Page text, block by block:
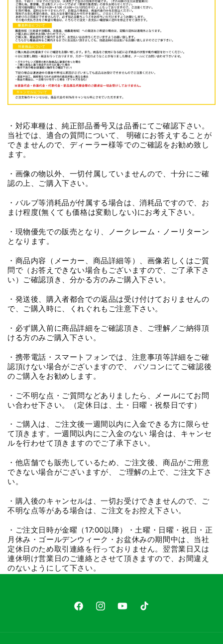
・対応車種は、純正部品番号又は品番にてご確認下さい。
当社では、適合の質問について、 明確にお答えすることが
できませんので、ディーラー様等でのご確認をお勧め致し
ます。
・画像の物以外、一切付属していませんので、十分にご確
認の上、ご購入下さい。
・バルブ等消耗品が付属する場合は、消耗品ですので、お
まけ程度(無くても価格は変動しない)にお考え下さい。
・現物優先での販売となり、ノークレーム・ノーリターン
となります。
・商品内容（メーカー、商品詳細等）、画像若しくはご質
問で（お答えできない場合もございますので、ご了承下さ
い）ご確認頂き、分かる方のみご購入下さい。
・発送後、購入者都合での返品は受け付けておりませんの
で、ご購入時に、くれぐれもご注意下さい。
・必ず購入前に商品詳細をご確認頂き、ご理解／ご納得頂
ける方のみご購入下さい。
・携帯電話・スマートフォンでは、注意事項等詳細をご確
認頂けない場合がございますので、 パソコンにてご確認後
のご購入をお勧めします。
・ご不明な点・ご質問などありましたら、メールにてお問
い合わせ下さい。（定休日は、土・日曜・祝祭日です）
・ご購入は、ご注文後一週間以内に入金できる方に限らせ
て頂きます。一週間以内にご入金のない 場合は、キャンセ
ルを行わせて頂きますのでご了承下さい。
・他店舗でも販売しているため、ご注文後、商品がご用意
できない場合がございますが、 ご理解の上で、ご注文下さ
い。
・購入後のキャンセルは、一切お受けできませんので、ご
不明な点等がある場合は、ご注文をお控え下さい。
・ご注文日時が金曜（17:00以降）・土曜・日曜・祝日・正
月休み・ゴールデンウィーク・お盆休みの期間中は、当社
定休日のため取引連絡を行っておりません。翌営業日又は
連休明け営業日のご連絡とさせて頂きますので、お間違え
のないようにして下さい。
FacebookInstagramYouTubeTikTok